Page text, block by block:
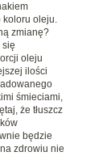
koloru oleju.
zmianę?
się
oleju
ilości
śmieciami,
że tłuszcz
będzie
zdrowiu nie